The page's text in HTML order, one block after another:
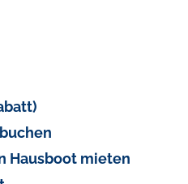
Hausboot mieten